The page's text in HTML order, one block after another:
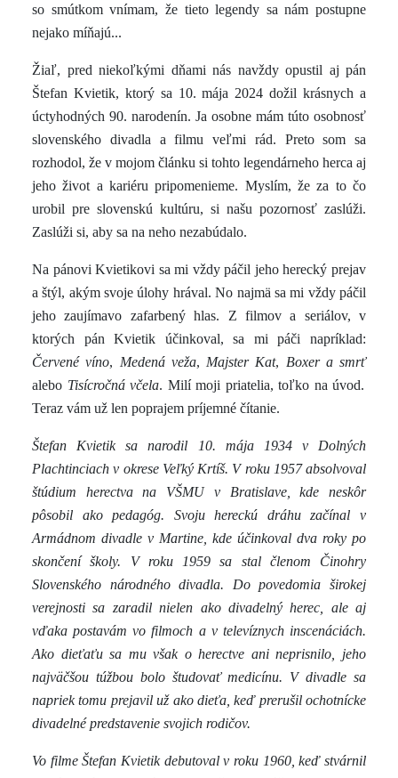
so smútkom vnímam, že tieto legendy sa nám postupne
nejako míňajú...
Žiaľ, pred niekoľkými dňami nás navždy opustil aj pán
Štefan Kvietik, ktorý sa 10. mája 2024 dožil krásnych a
úctyhodných 90. narodenín. Ja osobne mám túto osobnosť
slovenského divadla a filmu veľmi rád. Preto som sa
rozhodol, že v mojom článku si tohto legendárneho herca aj
jeho život a kariéru pripomenieme. Myslím, že za to čo
urobil pre slovenskú kultúru, si našu pozornosť zaslúži.
Zaslúži si, aby sa na neho nezabúdalo.
Na pánovi Kvietikovi sa mi vždy páčil jeho herecký prejav
a štýl, akým svoje úlohy hrával. No najmä sa mi vždy páčil
jeho zaujímavo zafarbený hlas. Z filmov a seriálov, v
ktorých pán Kvietik účinkoval, sa mi páči napríklad:
Červené víno, Medená veža, Majster Kat, Boxer a smrť
alebo Tisícročná včela. Milí moji priatelia, toľko na úvod.
Teraz vám už len poprajem príjemné čítanie.
Štefan Kvietik sa narodil 10. mája 1934 v Dolných
Plachtinciach v okrese Veľký Krtíš. V roku 1957 absolvoval
štúdium herectva na VŠMU v Bratislave, kde neskôr
pôsobil ako pedagóg. Svoju hereckú dráhu začínal v
Armádnom divadle v Martine, kde účinkoval dva roky po
skončení školy. V roku 1959 sa stal členom Činohry
Slovenského národného divadla. Do povedomia širokej
verejnosti sa zaradil nielen ako divadelný herec, ale aj
vďaka postavám vo filmoch a v televíznych inscenáciách.
Ako dieťaťu sa mu však o herectve ani neprisnilo, jeho
najväčšou túžbou bolo študovať medicínu. V divadle sa
napriek tomu prejavil už ako dieťa, keď prerušil ochotnícke
divadelné predstavenie svojich rodičov.
Vo filme Štefan Kvietik debutoval v roku 1960, keď stvárnil